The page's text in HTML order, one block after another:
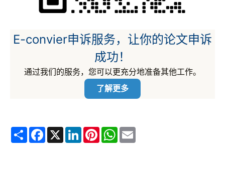
E-convier申诉服务，让你的论文申诉
成功！
通过我们的服务，您可以更充分地准备其他工作。
了解更多
Share Facebook
X LinkedInPinterestWhatsApp